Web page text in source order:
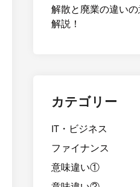
解散と廃業の違い
解説！
カテゴリー
IT・ビジネス
ファイナンス
意味違い①